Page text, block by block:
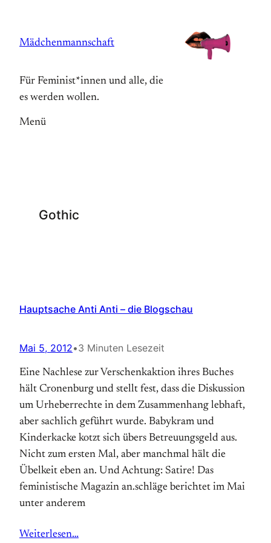
springen
Mädchenmannschaft
Für Feminist*innen und alle, die
es werden wollen.
Menü
Gothic
Hauptsache Anti Anti – die Blogschau
Mai 5, 2012•3 Minuten Lesezeit
Eine Nachlese zur Verschenkaktion ihres Buches
hält Cronenburg und stellt fest, dass die Diskussion
um Urheberrechte in dem Zusammenhang lebhaft,
aber sachlich geführt wurde. Babykram und
Kinderkacke kotzt sich übers Betreuungsgeld aus.
Nicht zum ersten Mal, aber manchmal hält die
Übelkeit eben an. Und Achtung: Satire! Das
feministische Magazin an.schläge berichtet im Mai
unter anderem
Weiterlesen…